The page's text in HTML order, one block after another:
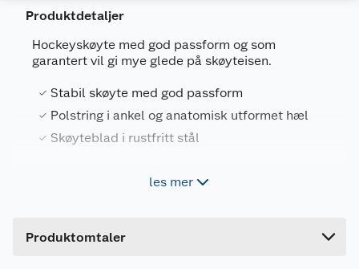
Produktdetaljer
Hockeyskøyte med god passform og som
garantert vil gi mye glede på skøyteisen.
Stabil skøyte med god passform
Polstring i ankel og anatomisk utformet hæl
Skøyteblad i rustfritt stål
Pro Flyer T5 hockeyskøyte med god polstring i
skøyteblad i rustfritt stål. Tynn nylon yttersåle
les mer
Produktomtaler
Artikkelnummer
6972989013637
Leverandørens artikkelnummer
Størrelse
33
Farge